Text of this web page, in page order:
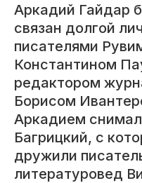
Аркадий Гайдар
связан долгой
писателями
Константином
редактором
Борисом
Аркадием
Багрицкий, с
дружили
литературовед